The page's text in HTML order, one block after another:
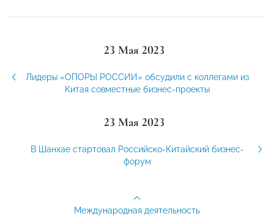
23 Мая 2023
Лидеры «ОПОРЫ РОССИИ» обсудили с коллегами из
Китая совместные бизнес-проекты
23 Мая 2023
В Шанхае стартовал Российско-Китайский бизнес-
форум
Международная деятельность